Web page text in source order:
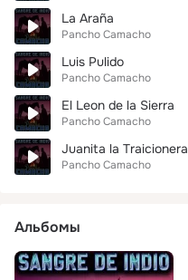
La Araña
Pancho Camacho
Luis Pulido
Pancho Camacho
El Leon de la Sierra
Pancho Camacho
Juanita la Traicionera
Pancho Camacho
Альбомы